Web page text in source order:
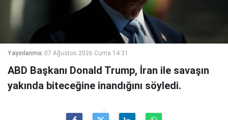
Yayınlanma: 07 Ağustos 2026 Cuma 14:31
ABD Başkanı Donald Trump, İran ile savaşın
yakında biteceğine inandığını söyledi.